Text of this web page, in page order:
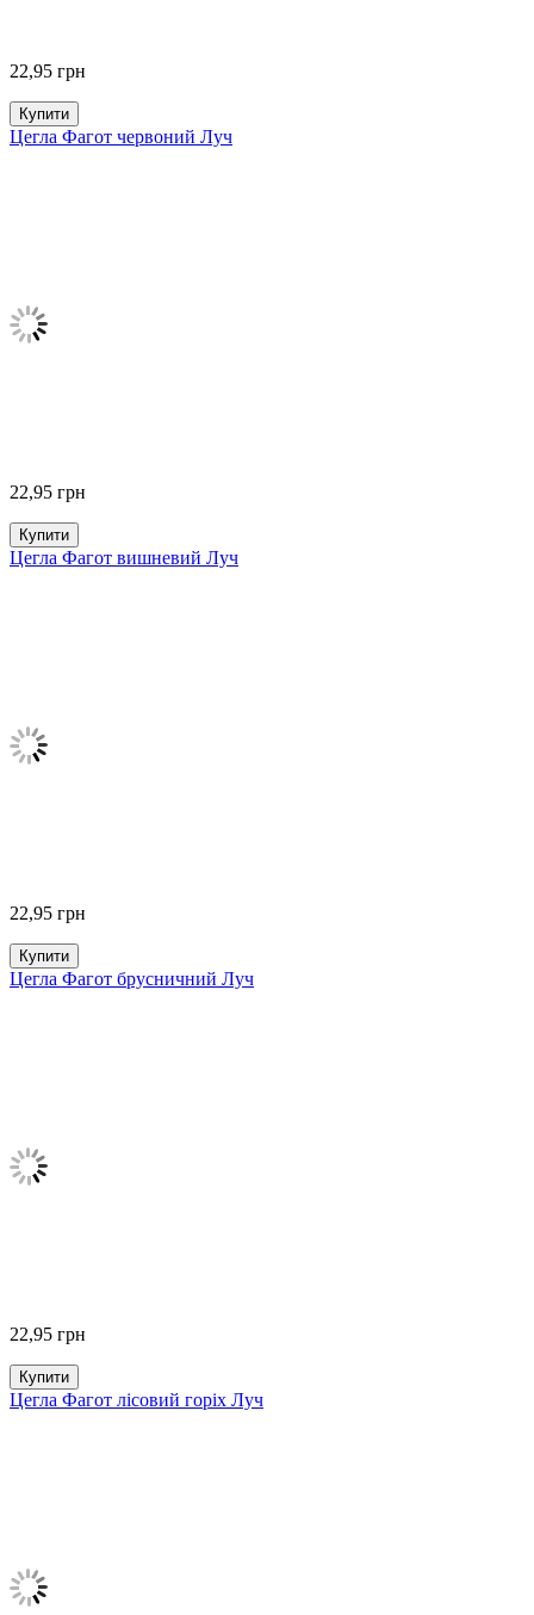
22,95 грн
Купити
Цегла Фагот червоний Луч
22,95 грн
Купити
Цегла Фагот вишневий Луч
22,95 грн
Купити
Цегла Фагот брусничний Луч
22,95 грн
Купити
Цегла Фагот лісовий горіх Луч